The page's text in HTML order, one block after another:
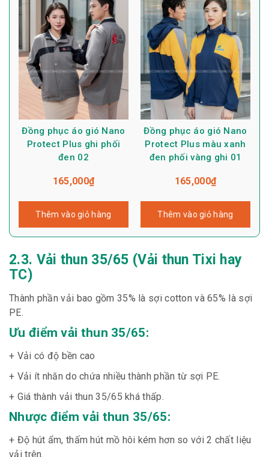
Đồng phục áo gió Nano
Protect Plus ghi phối
đen 02
165,000₫
Thêm vào giỏ hàng
Đồng phục áo gió Nano
Protect Plus màu xanh
đen phối vàng ghi 01
165,000₫
Thêm vào giỏ hàng
2.3. Vải thun 35/65 (Vải thun Tixi hay
TC)
Thành phần vải bao gồm 35% là sợi cotton và 65% là sợi
PE.
Ưu điểm vải thun 35/65:
+ Vải có độ bền cao
+ Vải ít nhăn do chứa nhiều thành phần từ sợi PE.
+ Giá thành vải thun 35/65 khá thấp.
Nhược điểm vải thun 35/65:
+ Độ hút ẩm, thấm hút mồ hôi kém hơn so với 2 chất liệu
vải trên.